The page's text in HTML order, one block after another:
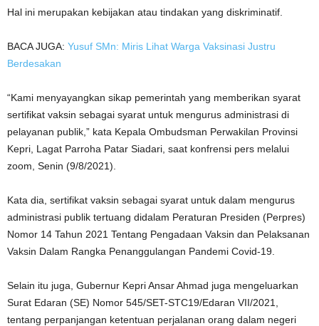
Hal ini merupakan kebijakan atau tindakan yang diskriminatif.
BACA JUGA: Yusuf SMn: Miris Lihat Warga Vaksinasi Justru
Berdesakan
“Kami menyayangkan sikap pemerintah yang memberikan syarat
sertifikat vaksin sebagai syarat untuk mengurus administrasi di
pelayanan publik,” kata Kepala Ombudsman Perwakilan Provinsi
Kepri, Lagat Parroha Patar Siadari, saat konfrensi pers melalui
zoom, Senin (9/8/2021).
Kata dia, sertifikat vaksin sebagai syarat untuk dalam mengurus
administrasi publik tertuang didalam Peraturan Presiden (Perpres)
Nomor 14 Tahun 2021 Tentang Pengadaan Vaksin dan Pelaksanan
Vaksin Dalam Rangka Penanggulangan Pandemi Covid-19.
Selain itu juga, Gubernur Kepri Ansar Ahmad juga mengeluarkan
Surat Edaran (SE) Nomor 545/SET-STC19/Edaran VII/2021,
tentang perpanjangan ketentuan perjalanan orang dalam negeri